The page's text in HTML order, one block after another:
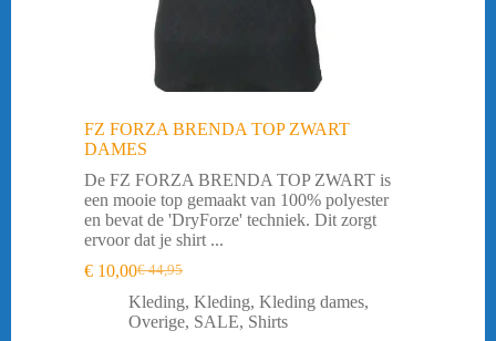
FZ FORZA BRENDA TOP ZWART
DAMES
De FZ FORZA BRENDA TOP ZWART is
een mooie top gemaakt van 100% polyester
en bevat de 'DryForze' techniek. Dit zorgt
ervoor dat je shirt ...
€44,95
Oorspronkelijke
prijs
was:
€ 10,00Huidige
prijs
is:
Kleding, Kleding, Kleding dames,
Overige, SALE, Shirts